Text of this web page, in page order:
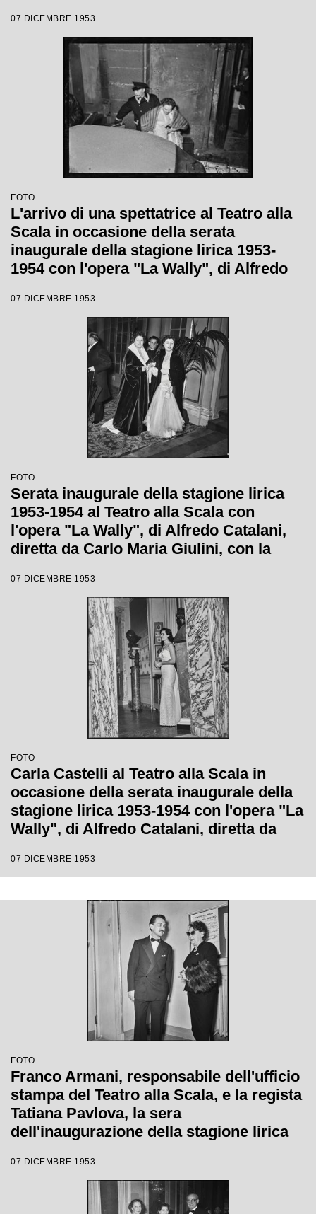
Giulini, con la regia di Tatiana Pavlova
07 DICEMBRE 1953
FOTO
L'arrivo di una spettatrice al Teatro alla
Scala in occasione della serata
inaugurale della stagione lirica 1953-
1954 con l'opera "La Wally", di Alfredo
con la regia di Tatiana Pavlova
07 DICEMBRE 1953
FOTO
Serata inaugurale della stagione lirica
1953-1954 al Teatro alla Scala con
l'opera "La Wally", di Alfredo Catalani,
diretta da Carlo Maria Giulini, con la
07 DICEMBRE 1953
FOTO
Carla Castelli al Teatro alla Scala in
occasione della serata inaugurale della
stagione lirica 1953-1954 con l'opera "La
Wally", di Alfredo Catalani, diretta da
Tatiana Pavlova
07 DICEMBRE 1953
FOTO
Franco Armani, responsabile dell'ufficio
stampa del Teatro alla Scala, e la regista
Tatiana Pavlova, la sera
dell'inaugurazione della stagione lirica
Alfredo Catalani, diretta da Carlo Maria
Giulini, con la regia della Pavlova stessa
07 DICEMBRE 1953